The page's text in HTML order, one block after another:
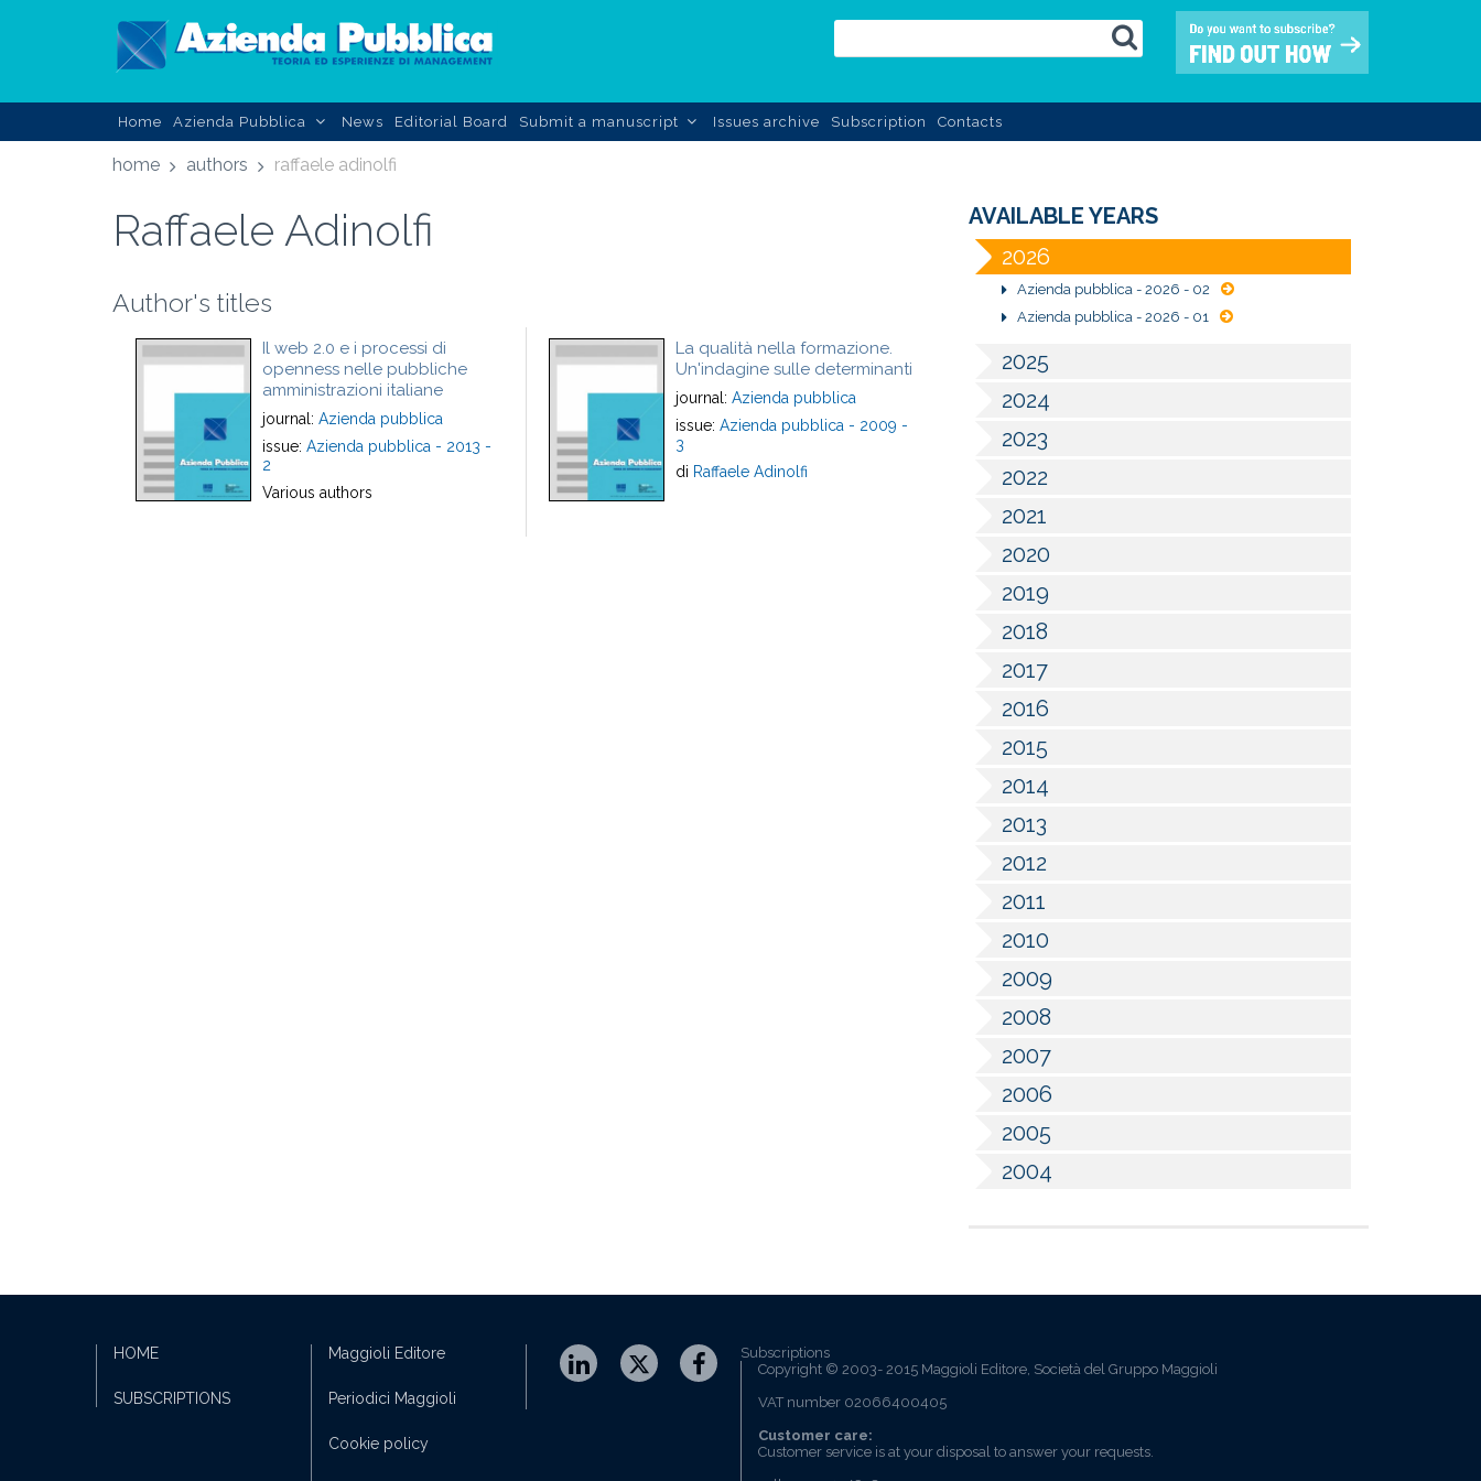
Home Azienda Pubblica News Editorial Board Submit a manuscript Issues archive Subscription Contacts
home authors raffaele adinolfi
Raffaele Adinolfi
Author's titles
Il web 2.0 e i processi di
openness nelle pubbliche
amministrazioni italiane
journal: Azienda pubblica
issue: Azienda pubblica - 2013 -
2
Various authors
La qualità nella formazione.
Un'indagine sulle determinanti
journal: Azienda pubblica
issue: Azienda pubblica - 2009 -
3
di Raffaele Adinolfi
AVAILABLE YEARS
2026
Azienda pubblica - 2026 - 02
Azienda pubblica - 2026 - 01
2025
2024
2023
2022
2021
2020
2019
2018
2017
2016
2015
2014
2013
2012
2011
2010
2009
2008
2007
2006
2005
2004
HOME
SUBSCRIPTIONS
Subscriptions
Maggioli Editore
Periodici Maggioli
Cookie policy
Copyright © 2003- 2015 Maggioli Editore, Società del Gruppo Maggioli
VAT number 02066400405
Customer care:
Customer service is at your disposal to answer your requests.